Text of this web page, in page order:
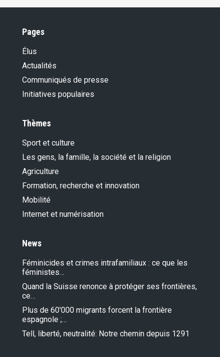
Pages
Élus
Actualités
Communiqués de presse
Initiatives populaires
Thèmes
Sport et culture
Les gens, la famille, la société et la religion
Agriculture
Formation, recherche et innovation
Mobilité
Internet et numérisation
News
Féminicides et crimes intrafamiliaux : ce que les
féministes…
Quand la Suisse renonce à protéger ses frontières,
ce…
Plus de 60'000 migrants forcent la frontière
espagnole ;…
Tell, liberté, neutralité: Notre chemin depuis 1291